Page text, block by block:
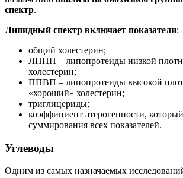
спектр.
Липидный спектр включает показатели:
общий холестерин;
ЛПНП – липопротеиды низкой
холестерин;
ППВП – липопротеиды высокой
«хороший» холестерин;
триглицериды;
коэффициент атерогенности,
суммирования всех показателей.
Углеводы
Одним из самых назначаемых